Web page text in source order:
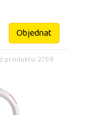
Objednat
produktu: 2759